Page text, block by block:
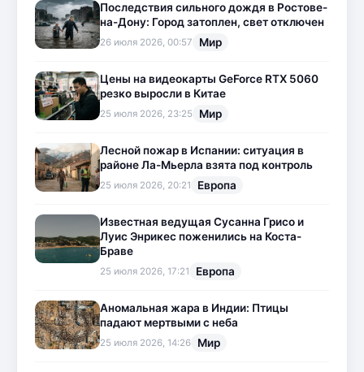
Последствия сильного дождя в Ростове-
на-Дону: Город затоплен, свет отключен
26 июля 2026, 00:57 Мир
Цены на видеокарты GeForce RTX 5060
резко выросли в Китае
25 июля 2026, 23:25 Мир
Лесной пожар в Испании: ситуация в
районе Ла-Мьерла взята под контроль
25 июля 2026, 20:21 Европа
Известная ведущая Сусанна Грисо и
Луис Энрикес поженились на Коста-
Браве
25 июля 2026, 17:21 Европа
Аномальная жара в Индии: Птицы
падают мертвыми с неба
25 июля 2026, 14:26 Мир